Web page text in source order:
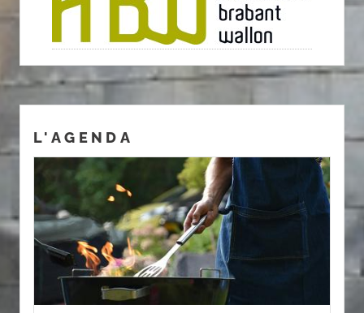
L'AGENDA